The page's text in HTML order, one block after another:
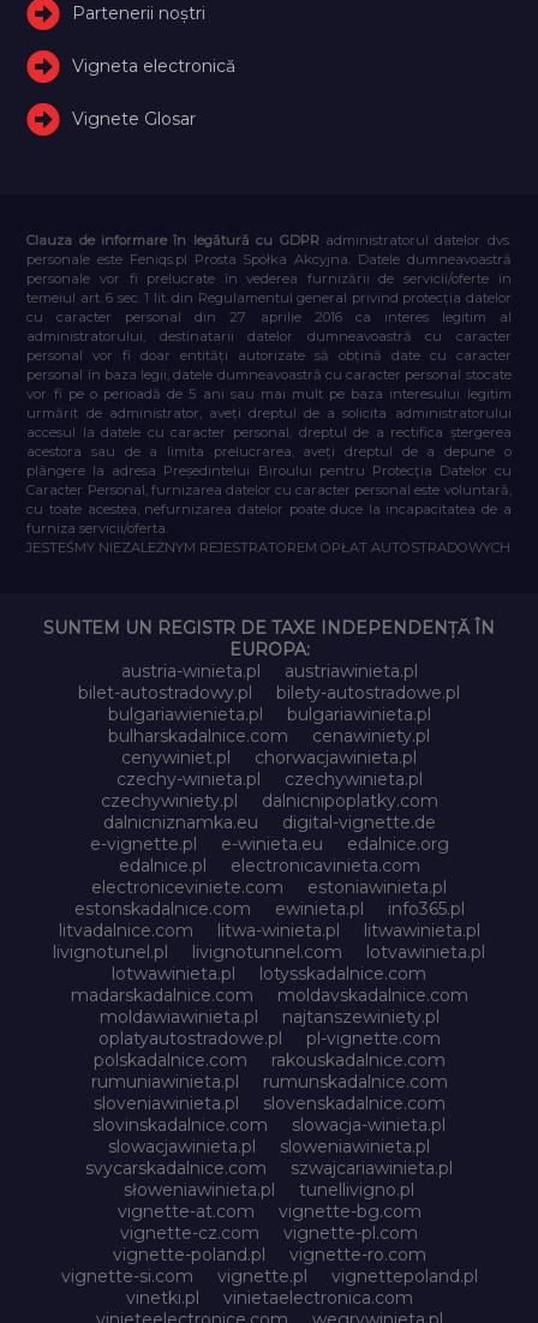
Partenerii noștri
Vigneta electronică
Vignete Glosar
Clauza de informare în legătură cu GDPR administratorul datelor dvs.
personale este Feniqs.pl Prosta Spółka Akcyjna. Datele dumneavoastră
personale vor fi prelucrate în vederea furnizării de servicii/oferte în
temeiul art. 6 sec. 1 lit. din Regulamentul general privind protecția datelor
cu caracter personal din 27 aprilie 2016 ca interes legitim al
administratorului, destinatarii datelor dumneavoastră cu caracter
personal vor fi doar entități autorizate să obțină date cu caracter
personal în baza legii, datele dumneavoastră cu caracter personal stocate
vor fi pe o perioadă de 5 ani sau mai mult pe baza interesului legitim
urmărit de administrator, aveți dreptul de a solicita administratorului
accesul la datele cu caracter personal, dreptul de a rectifica ștergerea
acestora sau de a limita prelucrarea, aveți dreptul de a depune o
plângere la adresa Președintelui Biroului pentru Protecția Datelor cu
Caracter Personal, furnizarea datelor cu caracter personal este voluntară,
cu toate acestea, nefurnizarea datelor poate duce la incapacitatea de a
furniza servicii/oferta.
JESTEŚMY NIEZALEŻNYM REJESTRATOREM OPŁAT AUTOSTRADOWYCH
SUNTEM UN REGISTR DE TAXE INDEPENDENȚĂ ÎN
EUROPA:
austria-winieta.pl
austriawinieta.pl
bilet-autostradowy.pl
bilety-autostradowe.pl
bulgariawienieta.pl
bulgariawinieta.pl
bulharskadalnice.com
cenawiniety.pl
cenywiniet.pl
chorwacjawinieta.pl
czechy-winieta.pl
czechywinieta.pl
czechywiniety.pl
dalnicnipoplatky.com
dalnicniznamka.eu
digital-vignette.de
e-vignette.pl
e-winieta.eu
edalnice.org
edalnice.pl
electronicavinieta.com
electroniceviniete.com
estoniawinieta.pl
estonskadalnice.com
ewinieta.pl
info365.pl
litvadalnice.com
litwa-winieta.pl
litwawinieta.pl
livignotunel.pl
livignotunnel.com
lotvawinieta.pl
lotwawinieta.pl
lotysskadalnice.com
madarskadalnice.com
moldavskadalnice.com
moldawiawinieta.pl
najtanszewiniety.pl
oplatyautostradowe.pl
pl-vignette.com
polskadalnice.com
rakouskadalnice.com
rumuniawinieta.pl
rumunskadalnice.com
sloveniawinieta.pl
slovenskadalnice.com
slovinskadalnice.com
slowacja-winieta.pl
slowacjawinieta.pl
sloweniawinieta.pl
svycarskadalnice.com
szwajcariawinieta.pl
słoweniawinieta.pl
tunellivigno.pl
vignette-at.com
vignette-bg.com
vignette-cz.com
vignette-pl.com
vignette-poland.pl
vignette-ro.com
vignette-si.com
vignette.pl
vignettepoland.pl
vinetki.pl
vinietaelectronica.com